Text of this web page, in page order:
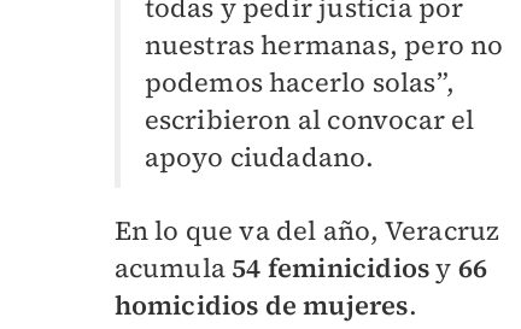
todas y pedir justicia por
nuestras hermanas, pero no
podemos hacerlo solas”,
escribieron al convocar el
apoyo ciudadano.
En lo que va del año, Veracruz
acumula 54 feminicidiosy 66
homicidios de mujeres.